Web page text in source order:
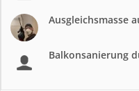
Ausgleichsmasse
Balkonsanierung